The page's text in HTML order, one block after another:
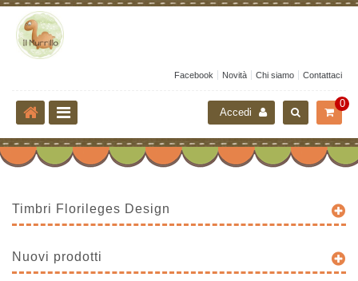
Facebook Novità Chi siamo Contattaci
0
Accedi
Timbri Florileges Design
Nuovi prodotti